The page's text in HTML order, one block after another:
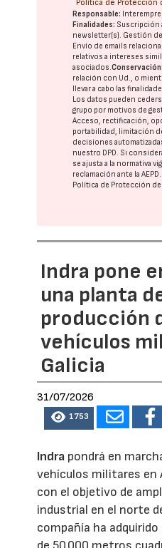
Política de Protección
Responsable:
Finalidades: Suscripción
newsletter(s). Gestión
Envío de emails
relativos a intereses
asociados.Conservación:
relación con Ud., o
llevar a cabo las
Los datos pueden
grupo por motivos de
Acceso, rectificación,
portabilidad, limitación
decisiones
nuestro DPD. Si
se ajusta a la normativa
reclamación ante laAEPD.
Política de Protección de
Indra pone
una planta
producción
vehículos
Galicia
31/07/2026
1753
Indra pondrá en
vehículos militares en
con el objetivo de
industrial en el norte
compañía ha